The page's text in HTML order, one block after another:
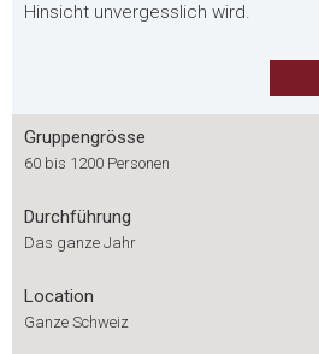
Hinsicht unvergesslich wird.
Gruppengrösse
60 bis 1200 Personen
Durchführung
Das ganze Jahr
Location
Ganze Schweiz